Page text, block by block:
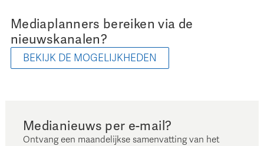
Mediaplanners bereiken via de
nieuwskanalen?
BEKIJK DE MOGELIJKHEDEN
Medianieuws per e-mail?
Ontvang een maandelijkse samenvatting van het